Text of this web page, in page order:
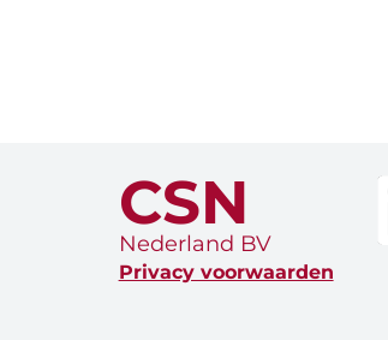
CSN
Nederland BV
Privacy voorwaarden